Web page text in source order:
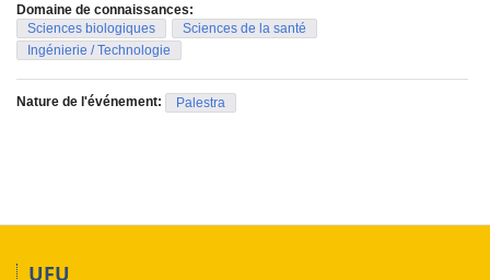
Domaine de connaissances:
Sciences biologiques
Sciences de la santé
Ingénierie / Technologie
Nature de l'événement: Palestra
UFU